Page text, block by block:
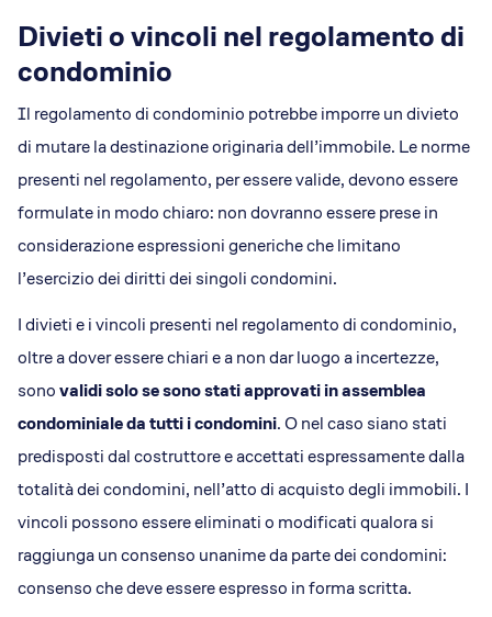
Divieti o vincoli nel regolamento di
condominio
Il regolamento di condominio potrebbe imporre un divieto
di mutare la destinazione originaria dell’immobile. Le norme
presenti nel regolamento, per essere valide, devono essere
formulate in modo chiaro: non dovranno essere prese in
considerazione espressioni generiche che limitano
l’esercizio dei diritti dei singoli condomini.
I divieti e i vincoli presenti nel regolamento di condominio,
oltre a dover essere chiari e a non dar luogo a incertezze,
sonovalidi solo se sono stati approvati in assemblea
condominiale da tutti i condomini. O nel caso siano stati
predisposti dal costruttore e accettati espressamente dalla
totalità dei condomini, nell’atto di acquisto degli immobili. I
vincoli possono essere eliminati o modificati qualora si
raggiunga un consenso unanime da parte dei condomini:
consenso che deve essere espresso in forma scritta.